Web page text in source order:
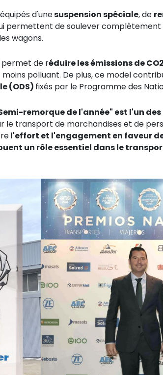
d'unesuspension spéciale, de
permettent de soulever
wagons.
de réduire les émissions de CO2
polluant. De plus, ce model
(ODS) fixés par le Programme des
remorque de l'année" est l'un
le transport de marchandises et de
l'effort et l'engagement en faveur
un rôle essentiel dans le